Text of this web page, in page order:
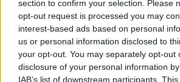
section to confirm your selection. Please
opt-out request is processed you may
interest-based ads based on personal
us or personal information disclosed to
your opt-out. You may separately opt-out
disclosure of your personal information
IAB’s list of downstream participants.
Γιάννης Αϊβάζης και μέσω
γράφοντας «Χαμός!
προσθέτοντας χαμογελαστά
περνά σε λεπτομέρειες.